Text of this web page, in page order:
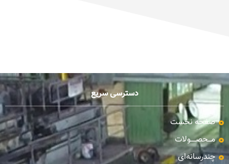
دسترسی سریع
صفحه نخست
مـــحصـــــولات
چندرسانه‌ای